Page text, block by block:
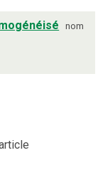
nom